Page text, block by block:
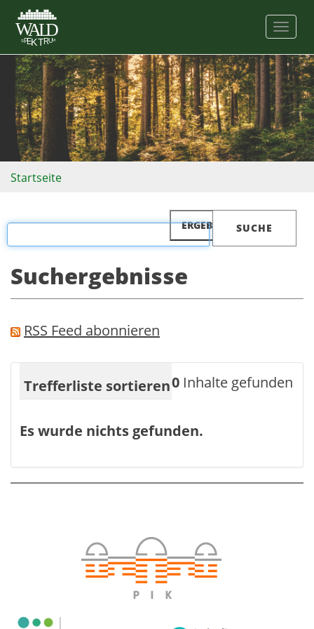
Startseite
ERGEBNISSE FILTERN
Suchergebnisse
RSS Feed abonnieren
0 Inhalte gefunden
Trefferliste sortieren Relevanz
Es wurde nichts gefunden.